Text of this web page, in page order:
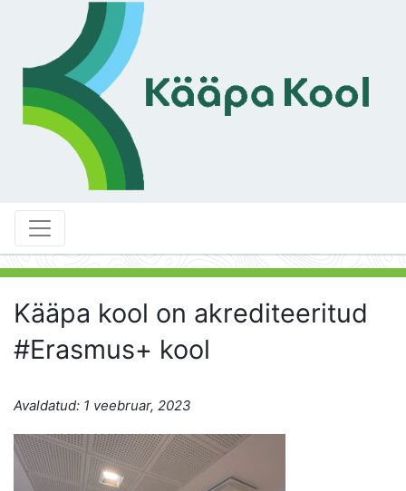
Kääpa kool on akrediteeritud
#Erasmus+ kool
Avaldatud: 1 veebruar, 2023